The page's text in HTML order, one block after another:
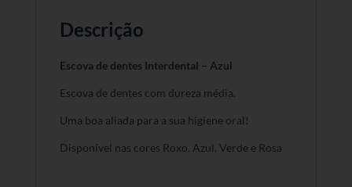
Descrição
Escova de dentes Interdental – Azul
Escova de dentes com dureza média.
Uma boa aliada para a sua higiene oral!
Disponível nas cores Roxo, Azul, Verde e Rosa